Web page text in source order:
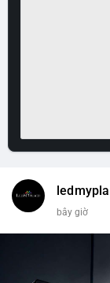
bây giờ